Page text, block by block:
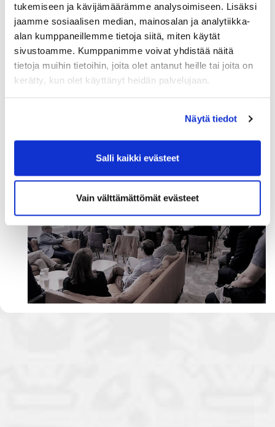
tukemiseen ja kävijämäärämme analysoimiseen. Lisäksi
jaamme sosiaalisen median, mainosalan ja analytiikka-
alan kumppaneillemme tietoja siitä, miten käytät
sivustoamme. Kumppanimme voivat yhdistää näitä
tietoja muihin tietoihin, joita olet antanut heille tai joita on
kerätty, kun olet käyttänyt heidän palvelujaan.
Näytä tiedot
Salli kaikki evästeet
Vain välttämättömät evästeet